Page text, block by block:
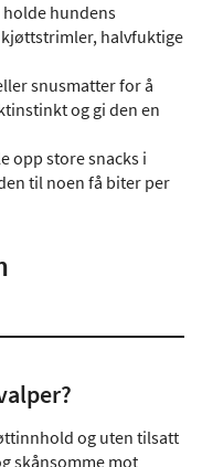
holde hundens
halvfuktige
snusmatter for å
og gi den en
opp store snacks i
til noen få biter per
og uten tilsatt
skånsomme mot